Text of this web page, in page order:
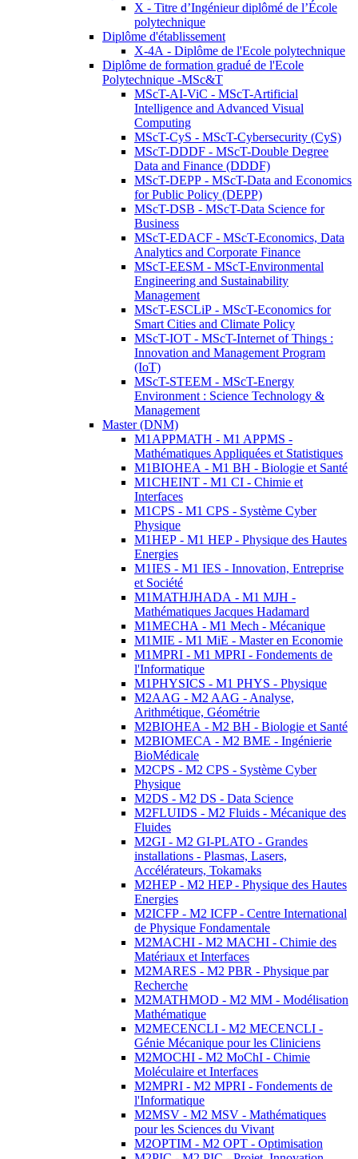
X - Titre d’Ingénieur diplômé de l’École
polytechnique
Diplôme d'établissement
X-4A - Diplôme de l'Ecole polytechnique
Diplôme de formation gradué de l'Ecole
Polytechnique -MSc&T
MScT-AI-ViC - MScT-Artificial
Intelligence and Advanced Visual
Computing
MScT-CyS - MScT-Cybersecurity (CyS)
MScT-DDDF - MScT-Double Degree
Data and Finance (DDDF)
MScT-DEPP - MScT-Data and Economics
for Public Policy (DEPP)
MScT-DSB - MScT-Data Science for
Business
MScT-EDACF - MScT-Economics, Data
Analytics and Corporate Finance
MScT-EESM - MScT-Environmental
Engineering and Sustainability
Management
MScT-ESCLiP - MScT-Economics for
Smart Cities and Climate Policy
MScT-IOT - MScT-Internet of Things :
Innovation and Management Program
(IoT)
MScT-STEEM - MScT-Energy
Environment : Science Technology &
Management
Master (DNM)
M1APPMATH - M1 APPMS -
Mathématiques Appliquées et Statistiques
M1BIOHEA - M1 BH - Biologie et Santé
M1CHEINT - M1 CI - Chimie et
Interfaces
M1CPS - M1 CPS - Système Cyber
Physique
M1HEP - M1 HEP - Physique des Hautes
Energies
M1IES - M1 IES - Innovation, Entreprise
et Société
M1MATHJHADA - M1 MJH -
Mathématiques Jacques Hadamard
M1MECHA - M1 Mech - Mécanique
M1MIE - M1 MiE - Master en Economie
M1MPRI - M1 MPRI - Fondements de
l'Informatique
M1PHYSICS - M1 PHYS - Physique
M2AAG - M2 AAG - Analyse,
Arithmétique, Géométrie
M2BIOHEA - M2 BH - Biologie et Santé
M2BIOMECA - M2 BME - Ingénierie
BioMédicale
M2CPS - M2 CPS - Système Cyber
Physique
M2DS - M2 DS - Data Science
M2FLUIDS - M2 Fluids - Mécanique des
Fluides
M2GI - M2 GI-PLATO - Grandes
installations - Plasmas, Lasers,
Accélérateurs, Tokamaks
M2HEP - M2 HEP - Physique des Hautes
Energies
M2ICFP - M2 ICFP - Centre International
de Physique Fondamentale
M2MACHI - M2 MACHI - Chimie des
Matériaux et Interfaces
M2MARES - M2 PBR - Physique par
Recherche
M2MATHMOD - M2 MM - Modélisation
Mathématique
M2MECENCLI - M2 MECENCLI -
Génie Mécanique pour les Cliniciens
M2MOCHI - M2 MoChI - Chimie
Moléculaire et Interfaces
M2MPRI - M2 MPRI - Fondements de
l'Informatique
M2MSV - M2 MSV - Mathématiques
pour les Sciences du Vivant
M2OPTIM - M2 OPT - Optimisation